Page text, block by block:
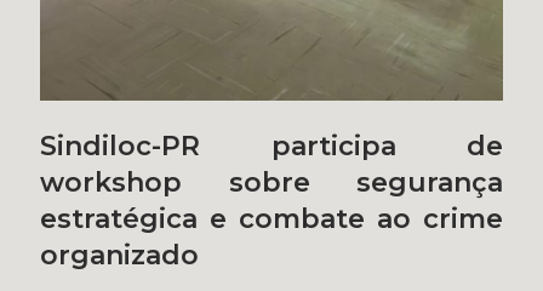
Sindiloc-PR participa de
workshop sobre segurança
estratégica e combate ao crime
organizado